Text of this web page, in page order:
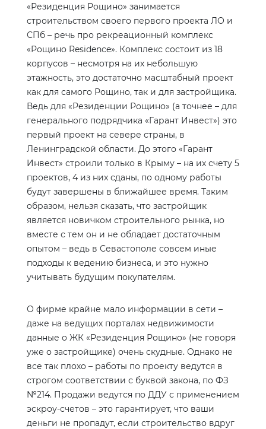
«Резиденция Рощино» занимается
строительством своего первого проекта ЛО и
СПб – речь про рекреационный комплекс
«Рощино Residence». Комплекс состоит из 18
корпусов – несмотря на их небольшую
этажность, это достаточно масштабный проект
как для самого Рощино, так и для застройщика.
Ведь для «Резиденции Рощино» (а точнее – для
генерального подрядчика «Гарант Инвест») это
первый проект на севере страны, в
Ленинградской области. До этого «Гарант
Инвест» строили только в Крыму – на их счету 5
проектов, 4 из них сданы, по одному работы
будут завершены в ближайшее время. Таким
образом, нельзя сказать, что застройщик
является новичком строительного рынка, но
вместе с тем он и не обладает достаточным
опытом – ведь в Севастополе совсем иные
подходы к ведению бизнеса, и это нужно
учитывать будущим покупателям.
О фирме крайне мало информации в сети –
даже на ведущих порталах недвижимости
данные о ЖК «Резиденция Рощино» (не говоря
уже о застройщике) очень скудные. Однако не
все так плохо – работы по проекту ведутся в
строгом соответствии с буквой закона, по ФЗ
№214. Продажи ведутся по ДДУ с применением
эскроу-счетов – это гарантирует, что ваши
деньги не пропадут, если строительство вдруг